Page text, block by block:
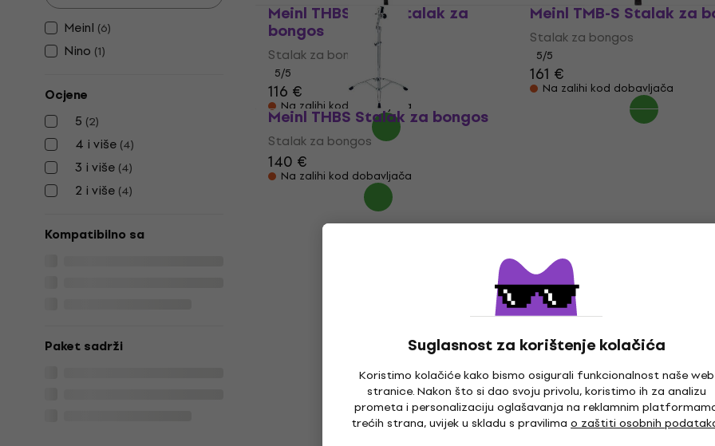
Suglasnost za korištenje kolačića
Koristimo kolačiće kako bismo osigurali funkcionalnost naše web
stranice. Nakon što si dao svoju privolu, koristimo ih za analizu
prometa i personalizaciju oglašavanja na reklamnim
trećih strana, uvijek u skladu s pravilima o zaštiti osobnih
Meinl (6)
Nino (1)
Ocjene
5 (2)
4 i više (4)
3 i više (4)
2 i više (4)
Kompatibilno sa
Paket sadrži
Meinl THBS-S-BK Stalak za
bongos
Stalak za bongos
5/5
116 €
Na zalihi kod dobavljača
Meinl TMB-S Stalak za
Stalak za bongos
5/5
161 €
Na zalihi kod dobavljača
Meinl THBS Stalak za bongos
Stalak za bongos
140 €
Na zalihi kod dobavljača